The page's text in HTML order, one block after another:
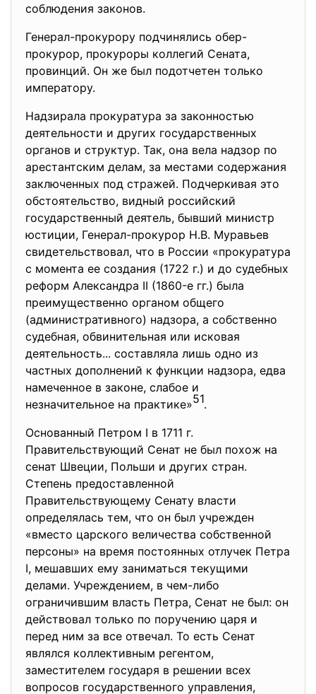
соблюдения законов.
Генерал-прокурору подчинялись обер-
прокурор, прокуроры коллегий Сената,
провинций. Он же был подотчетен только
императору.
Надзирала прокуратура за законностью
деятельности и других государственных
органов и структур. Так, она вела надзор по
арестантским делам, за местами содержания
заключенных под стражей. Подчеркивая это
обстоятельство, видный российский
государственный деятель, бывший министр
юстиции, Генерал-прокурор Н.В. Муравьев
свидетельствовал, что в России «прокуратура
с момента ее создания (1722 г.) и до судебных
реформ Александра II (1860-е гг.) была
преимущественно органом общего
(административного) надзора, а собственно
судебная, обвинительная или исковая
деятельность... составляла лишь одно из
частных дополнений к функции надзора, едва
намеченное в законе, слабое и
незначительное на практике»51.
Основанный Петром I в 1711 г.
Правительствующий Сенат не был похож на
сенат Швеции, Польши и других стран.
Степень предоставленной
Правительствующему Сенату власти
определялась тем, что он был учрежден
«вместо царского величества собственной
персоны» на время постоянных отлучек Петра
I, мешавших ему заниматься текущими
делами. Учреждением, в чем-либо
ограничившим власть Петра, Сенат не был: он
действовал только по поручению царя и
перед ним за все отвечал. То есть Сенат
являлся коллективным регентом,
заместителем государя в решении всех
вопросов государственного управления,